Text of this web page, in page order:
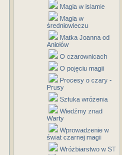
Magia w islamie
Magia w
średniowieczu
Matka Joanna od
Aniołów
O czarownicach
O pojęciu magii
Procesy o czary -
Prusy
Sztuka wróżenia
Wiedźmy znad
Warty
Wprowadzenie w
świat czarnej magii
Wróżbiarstwo w ST